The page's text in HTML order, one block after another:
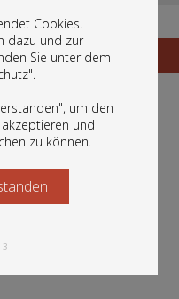
Cookies.
dazu und zur
Sie unter dem
".
um den
und
zu können.
die digitalen
mehr.
jetzt
3
Zur Vorschau